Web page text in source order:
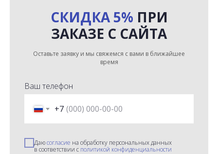
СКИДКА 5% ПРИ
ЗАКАЗЕ С САЙТА
Оставьте заявку и мы свяжемся с вами в ближайшее
время
Ваш телефон
+7
Даюсогласие на обработку персональных данных
в соответствии с политикой конфиденциальности